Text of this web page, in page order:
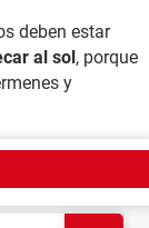
deben estar
al sol, porque
y